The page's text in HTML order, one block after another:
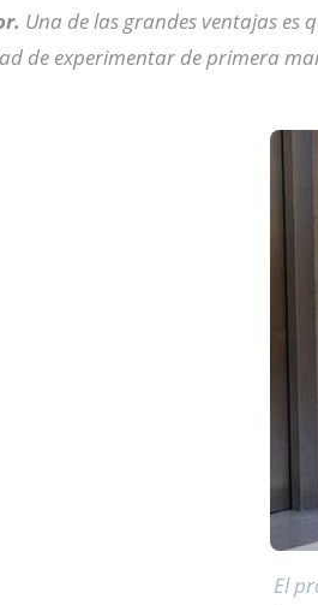
Una de las grandes ventajas es
de experimentar de primera
El